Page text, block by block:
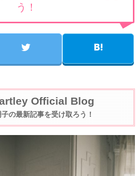
う！
Official Blog
の最新記事を受け取ろう！